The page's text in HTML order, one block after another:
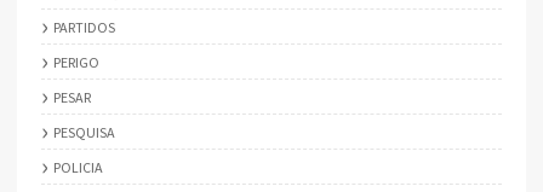
PARTIDOS
PERIGO
PESAR
PESQUISA
POLICIA